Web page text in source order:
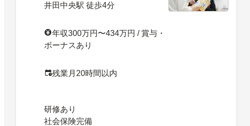
井田中央駅 徒歩4分
年収300万円〜434万円 / 賞与・
ボーナスあり
残業月20時間以内
研修あり
社会保険完備